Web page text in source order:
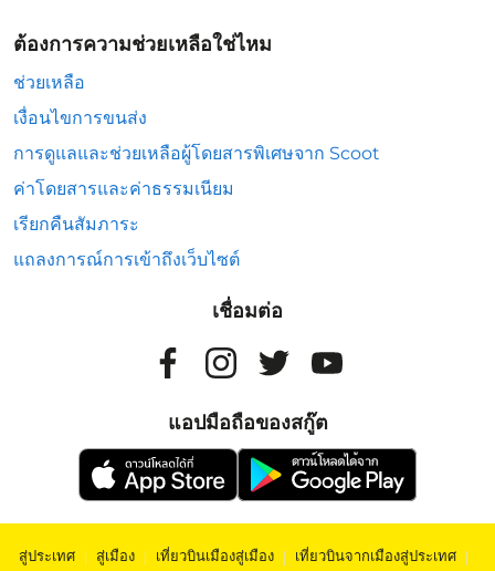
ต้องการความช่วยเหลือใช่ไหม
ช่วยเหลือ
เงื่อนไขการขนส่ง
การดูแลและช่วยเหลือผู้โดยสารพิเศษจาก Scoot
ค่าโดยสารและค่าธรรมเนียม
เรียกคืนสัมภาระ
แถลงการณ์การเข้าถึงเว็บไซต์
เชื่อมต่อ
แอปมือถือของสกู๊ต
สู่ประเทศ | สู่เมือง | เที่ยวบินเมืองสู่เมือง | เที่ยวบินจากเมืองสู่ประเทศ |